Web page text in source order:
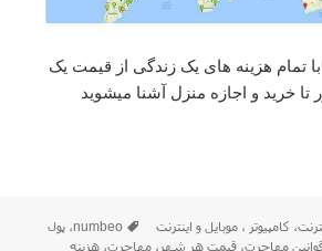
تمام هزینه های یک زندگی از قیمت یک
خرید و اجازه منزل آشنا میشوید
وبسایتی برای محاسبه هزینه زندگی در اکثر
، كامپيوتر ، موبایل و اينترنت برچسب‌ها
numbeo،پول
مهاجرت،قیمت هر شهر ،مهاجرت،هزینه